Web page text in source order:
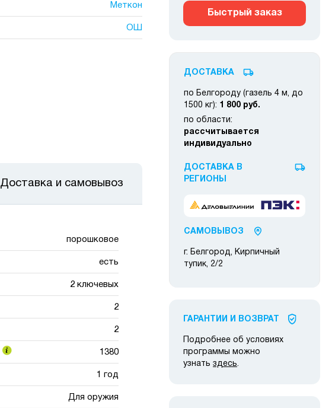
Меткон
ОШ
порошковое
есть
2 ключевых
2
2
1380
1 год
Для оружия
Доставка и самовывоз
Быстрый заказ
ДОСТАВКА
по Белгороду (газель 4 м, до
1500 кг): 1 800 руб.
по области:
рассчитывается
индивидуально
ДОСТАВКА В
РЕГИОНЫ
САМОВЫВОЗ
г. Белгород, Кирпичный
тупик, 2/2
ГАРАНТИИ И ВОЗВРАТ
Подробнее об условиях
программы можно
узнать здесь.